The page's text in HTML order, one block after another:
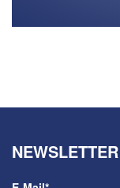
NEWSLETTER